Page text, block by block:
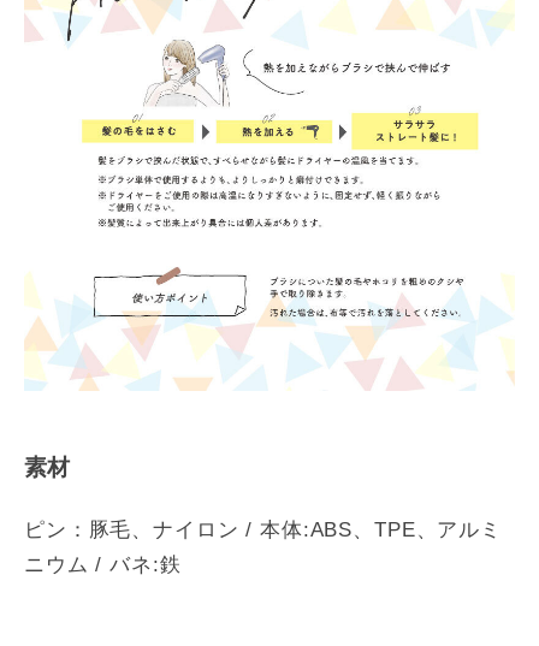
素材
ピン：豚毛、ナイロン / 本体:ABS、TPE、アルミ
ニウム / バネ:鉄